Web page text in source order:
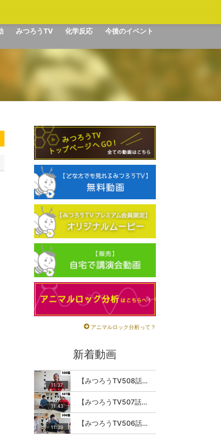
みつろうTV 化学反応 今後のイベント
アニマルロック分析って？
新着動画
11:37 【みつろうTV508話】さとうみつろう『サトレル男塾』編④「“毎日”が変わります。楽しく」
11:43 【みつろうTV507話】さとうみつろう『サトレル男塾』編③「快楽は“自分のカラダの内側”にしかない」
11:39 【みつろうTV506話】さとうみつろう『サトレル男塾』編②「不思議な棒をお尻に…」